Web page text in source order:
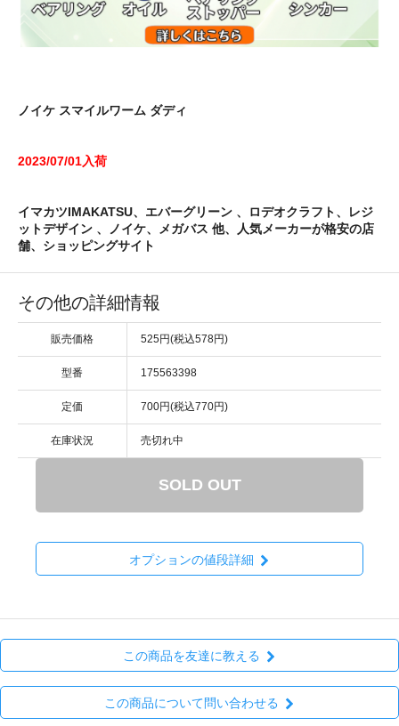
ノイケ スマイルワーム ダディ
2023/07/01入荷
イマカツIMAKATSU、エバーグリーン 、ロデオクラフト、レジ
ットデザイン 、ノイケ、メガバス 他、人気メーカーが格安の店
舗、ショッピングサイト
その他の詳細情報
販売価格 525円(税込578円)
型番 175563398
定価 700円(税込770円)
在庫状況 売切れ中
SOLD OUT
オプションの値段詳細
この商品を友達に教える
この商品について問い合わせる